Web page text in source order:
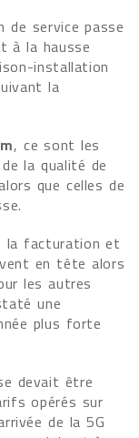
de service passe
à la hausse
installation
la
, ce sont les
la qualité de
que celles de
la facturation et
en tête alors
les autres
une
plus forte
devait être
opérés sur
de la 5G